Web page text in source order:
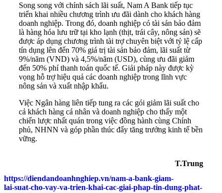
Song song với chính sách lãi suất, Nam A Bank tiếp tục
triển khai nhiều chương trình ưu đãi dành cho khách hàng
doanh nghiệp. Trong đó, doanh nghiệp có tài sản bảo đảm
là hàng hóa lưu trữ tại kho lạnh (thịt, trái cây, nông sản) sẽ
được áp dụng chương trình tài trợ chuyên biệt với tỷ lệ cấp
tín dụng lên đến 70% giá trị tài sản bảo đảm, lãi suất từ
9%/năm (VND) và 4,5%/năm (USD), cùng ưu đãi giảm
đến 50% phí thanh toán quốc tế. Giải pháp này được kỳ
vọng hỗ trợ hiệu quả các doanh nghiệp trong lĩnh vực
nông sản và xuất nhập khẩu.
Việc Ngân hàng liên tiếp tung ra các gói giảm lãi suất cho
cả khách hàng cá nhân và doanh nghiệp cho thấy một
chiến lược nhất quán trong việc đồng hành cùng Chính
phủ, NHNN và góp phần thúc đẩy tăng trưởng kinh tế bền
vững.
T.Trung
https://diendandoanhnghiep.vn/nam-a-bank-giam-
lai-suat-cho-vay-va-trien-khai-cac-giai-phap-tin-dung-phat-